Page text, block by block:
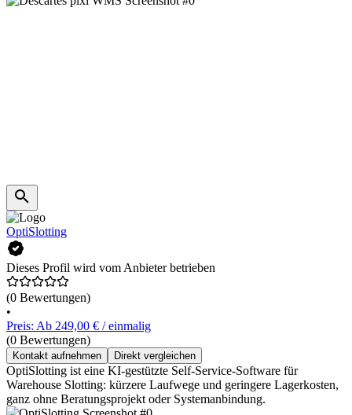
OptiSlotting
Dieses Profil wird vom Anbieter betrieben
(0 Bewertungen)
•
Preis: Ab 249,00 € / einmalig
(0 Bewertungen)
Kontakt aufnehmen Direkt vergleichen
OptiSlotting ist eine KI-gestützte Self-Service-Software für
Warehouse Slotting: kürzere Laufwege und geringere Lagerkosten,
ganz ohne Beratungsprojekt oder Systemanbindung.